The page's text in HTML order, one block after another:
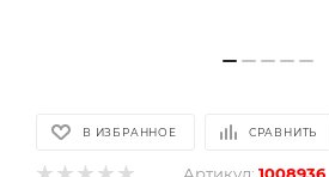
В ИЗБРАННОЕ СРАВНИТЬ